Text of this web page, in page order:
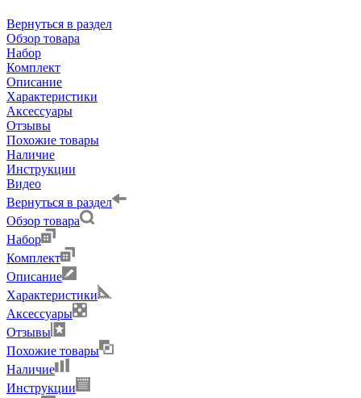
Вернуться в раздел
Обзор товара
Набор
Комплект
Описание
Характеристики
Аксессуары
Отзывы
Похожие товары
Наличие
Инструкции
Видео
Вернуться в раздел
Обзор товара
Набор
Комплект
Описание
Характеристики
Аксессуары
Отзывы
Похожие товары
Наличие
Инструкции